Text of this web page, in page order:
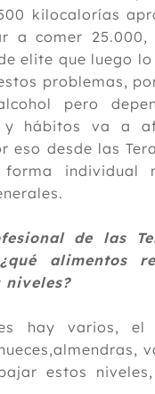
kilocalorías
a comer
elite que luego
problemas,
pero
y hábitos va a
eso desde las
individual
de las
alimentos
niveles?
hay varios,
estos